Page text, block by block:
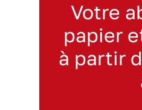
Votre
papier
à partir